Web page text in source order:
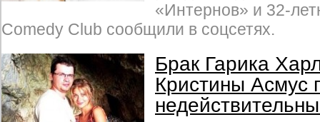
«Интернов» и 32-
Comedy Club сообщили в соцсетях.
Брак Гарика
Кристины Асмус